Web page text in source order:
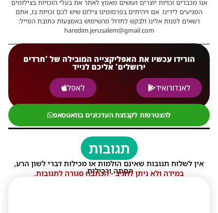
אנו מכבדים זכויות יוצרים ועושים מאמץ לאתר את בעלי הזכויות בצילומים
המגיעים לידינו. אם זיהיתים בפרסומינו צילום שיש לכם זכויות בו, אתם
רשאים לפנות אלינו ולבקש לחדול מהשימוש באמצעות כתובת המייל:
haredim.jerusalem@gmail.com
הורידו עכשיו את האפליקצייה המובילה של 'חרדים
ירושלים' אליכם לנייד
לאנדורואיד
לאפל
להצטרפות לקבוצת העדכונים בוואטסאפ
תגובות
אין לשלוח תגובות שאינם הולמות או מכילות דברי לשון הרע,
הסתה ורכילות.
במידה ולא ניתן להגיב - הכתבה סגורה לתגובות.